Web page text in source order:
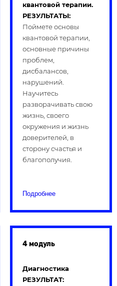
квантовой терапии.
РЕЗУЛЬТАТЫ:
Поймете основы
квантовой терапии,
основные причины
проблем,
дисбалансов,
нарушений.
Научитесь
разворачивать свою
жизнь, своего
окружения и жизнь
доверителей, в
сторону счастья и
благополучия.
Подробнее
4 модуль
Диагностика
РЕЗУЛЬТАТ: